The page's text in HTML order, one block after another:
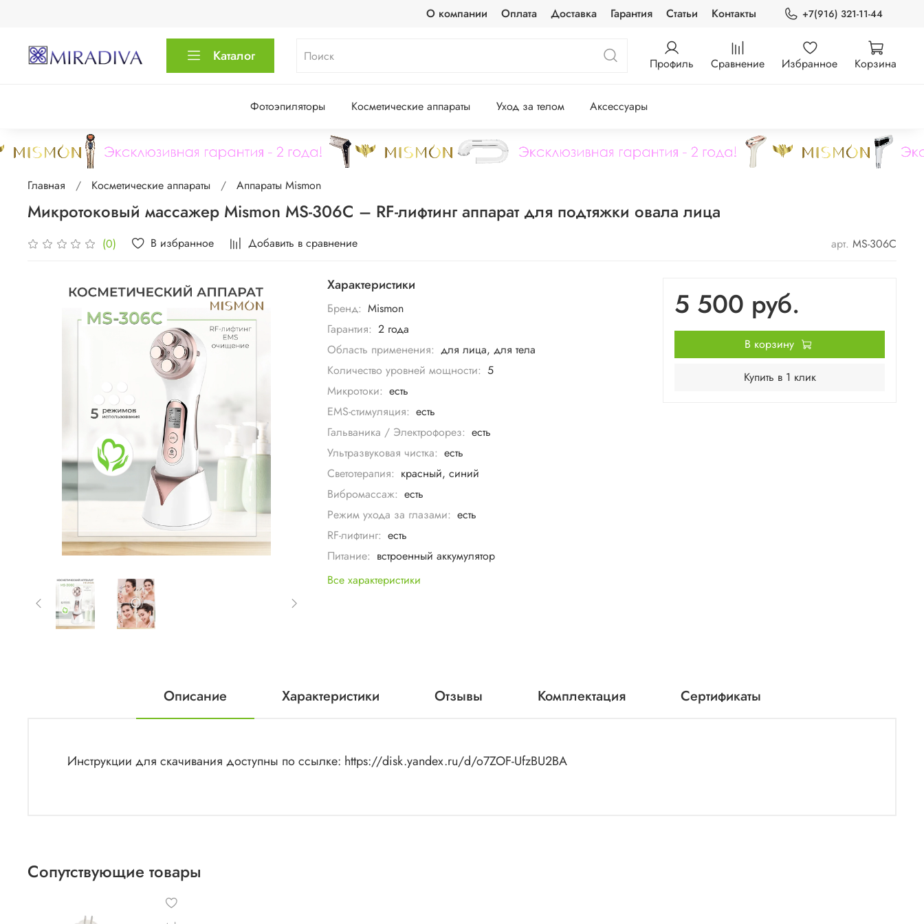
О компании Оплата Доставка Гарантия Статьи Контакты +7(916) 321-11-44
Каталог Профиль Сравнение Избранное Корзина
Фотоэпиляторы Косметические аппараты Уход за телом Аксессуары
Главная Косметические аппараты Аппараты Mismon
Микротоковый массажер Mismon MS-306C – RF-лифтинг аппарат для подтяжки овала лица
(0) В избранное Добавить в сравнение арт. MS-306C
Характеристики
Бренд: Mismon
Гарантия: 2 года
Область применения: для лица, для тела
Количество уровней мощности: 5
Микротоки: есть
EMS-стимуляция: есть
Гальваника / Электрофорез: есть
Ультразвуковая чистка: есть
Светотерапия: красный, синий
Вибромассаж: есть
Режим ухода за глазами: есть
RF-лифтинг: есть
Питание: встроенный аккумулятор
Все характеристики
5 500 руб.
В корзину
Купить в 1 клик
Описание Характеристики Отзывы Комплектация Сертификаты
Инструкции для скачивания доступны по ссылке: https://disk.yandex.ru/d/o7ZOF-UfzBU2BA
Сопутствующие товары